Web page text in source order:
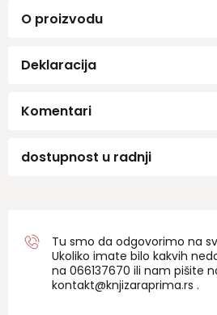
O proizvodu
Deklaracija
Komentari
dostupnost u radnji
Tu smo da odgovorimo na
Ukoliko imate bilo kakvih
na 066137670 ili nam pišite
kontakt@knjizaraprima.rs .